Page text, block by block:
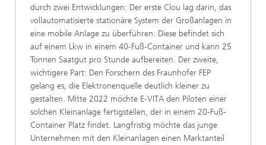
durch zwei Entwicklungen: Der erste Clou lag darin, das
vollautomatisierte stationäre System der Großanlagen in
eine mobile Anlage zu überführen. Diese befindet sich
auf einem Lkw in einem 40-Fuß-Container und kann 25
Tonnen Saatgut pro Stunde aufbereiten. Der zweite,
wichtigere Part: Den Forschern des Fraunhofer FEP
gelang es, die Elektronenquelle deutlich kleiner zu
gestalten. Mitte 2022 möchte E-VITA den Piloten einer
solchen Kleinanlage fertigstellen, der in einem 20-Fuß-
Container Platz findet. Langfristig möchte das junge
Unternehmen mit den Kleinanlagen einen Marktanteil